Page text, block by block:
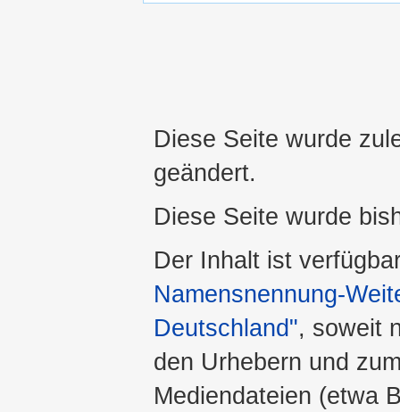
Diese Seite wurde
geändert.
Diese Seite wurde
Der Inhalt ist
Namensnennung-
Deutschland", soweit
den Urhebern und
Mediendateien (etwa